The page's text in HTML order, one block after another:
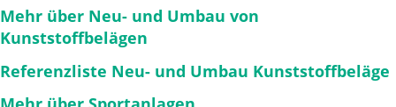
Mehr über Neu- und Umbau von
Kunststoffbelägen
Referenzliste Neu- und Umbau Kunststoffbeläge